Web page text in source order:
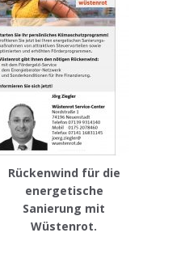
Rückenwind für die
energetische
Sanierung mit
Wüstenrot.